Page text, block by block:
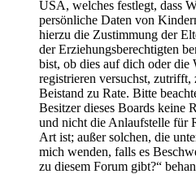
USA, welches festlegt, dass
persönliche Daten von
hierzu die Zustimmung der
der Erziehungsberechtigten
bist, ob dies auf dich oder die
registrieren versuchst, zutrifft,
Beistand zu Rate. Bitte
Besitzer dieses Boards keine
und nicht die Anlaufstelle für
Art ist; außer solchen, die
mich wenden, falls es
zu diesem Forum gibt?“